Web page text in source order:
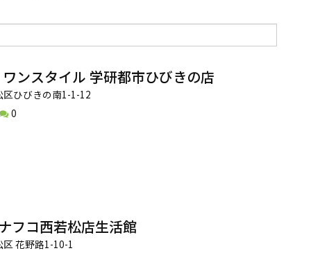
ンスタイル 学研都市ひびきの店
ひびきの南1-1-12
0
フコ西若松店生活館
花野路1-10-1